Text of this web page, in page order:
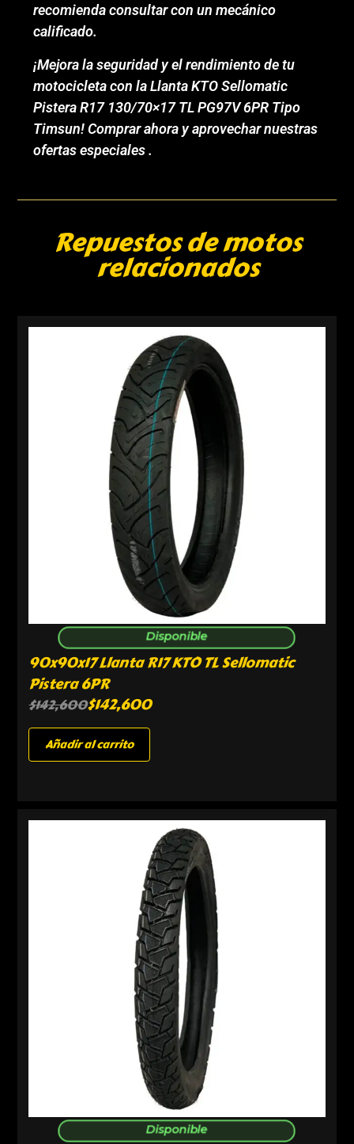
recomienda consultar con un mecánico
calificado.
¡Mejora la seguridad y el rendimiento de tu
motocicleta con la Llanta KTO Sellomatic
Pistera R17 130/70×17 TL PG97V 6PR Tipo
Timsun! Comprar ahora y aprovechar nuestras
ofertas especiales .
Repuestos de motos
relacionados
Disponible
90x90x17 Llanta R17 KTO TL Sellomatic
Pistera 6PR
$142,600$142,600
Añadir al carrito
Disponible